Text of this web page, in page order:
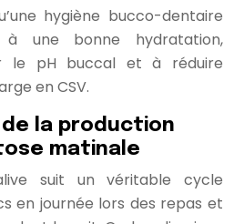
hygiène bucco-dentaire
à une bonne hydratation,
le pH buccal et à réduire
en CSV.
la production
matinale
suit un véritable cycle
en journée lors des repas et